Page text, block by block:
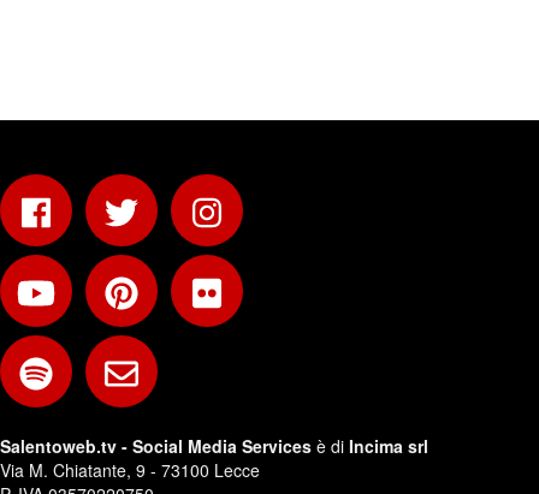
Salentoweb.tv - Social Media Services è di Incima srl
Via M. Chiatante, 9 - 73100 Lecce